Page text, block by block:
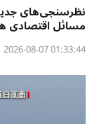
نظرسنجی‌‌های
مسائل اقتصادی
01:33:44 2026-08-07